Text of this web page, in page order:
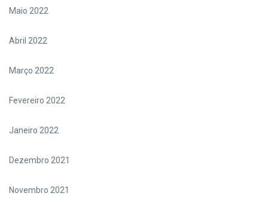
Maio 2022
Abril 2022
Março 2022
Fevereiro 2022
Janeiro 2022
Dezembro 2021
Novembro 2021